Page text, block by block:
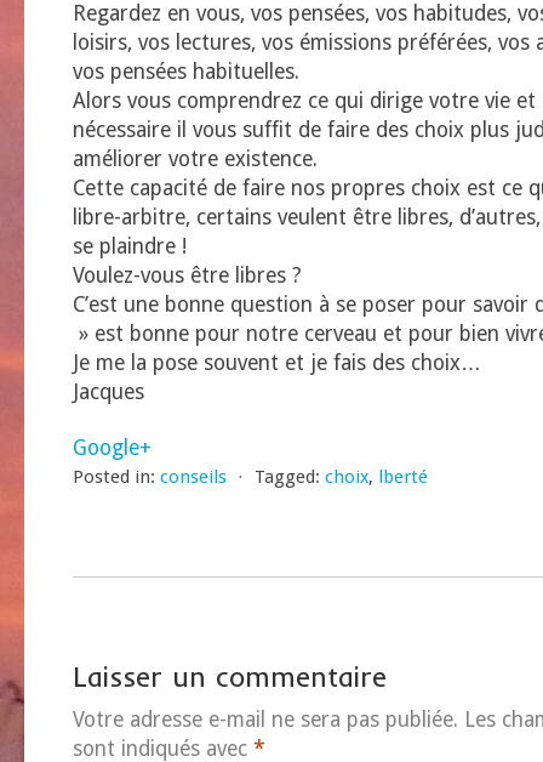
Regardez en vous, vos pensées, vos habitudes,
loisirs, vos lectures, vos émissions préférées, vos
vos pensées habituelles.
Alors vous comprendrez ce qui dirige votre vie et
nécessaire il vous suffit de faire des choix plus
améliorer votre existence.
Cette capacité de faire nos propres choix est ce
libre-arbitre, certains veulent être libres,
se plaindre !
Voulez-vous être libres ?
C’est une bonne question à se poser pour
» est bonne pour notre cerveau et pour bien
Je me la pose souvent et je fais des choix…
Jacques
Google+
Posted in: conseils ⋅ Tagged: choix, lberté
Laisser un commentaire
Votre adresse e-mail ne sera pas publiée. Les
sont indiqués avec *